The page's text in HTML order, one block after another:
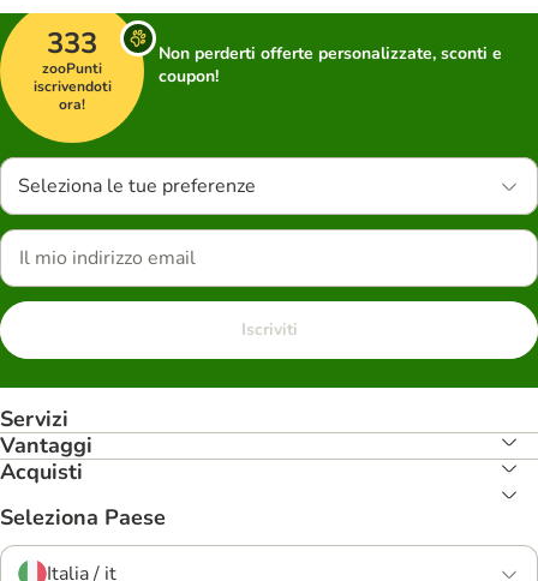
333
zooPunti
iscrivendoti
ora!
Non perderti offerte personalizzate, sconti e
coupon!
Seleziona le tue preferenze
Iscriviti
Servizi
Vantaggi
Acquisti
Seleziona Paese
Italia / it